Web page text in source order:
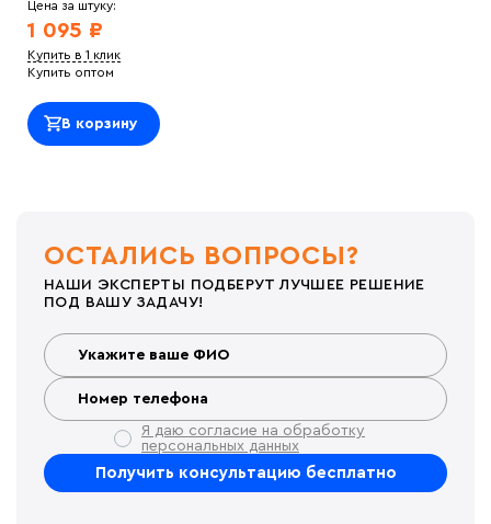
Цена за штуку:
1 095 ₽
Купить в 1 клик
Купить оптом
В корзину
ОСТАЛИСЬ ВОПРОСЫ?
НАШИ ЭКСПЕРТЫ ПОДБЕРУТ ЛУЧШЕЕ РЕШЕНИЕ
ПОД ВАШУ ЗАДАЧУ!
Я даю согласие на обработку
персональных данных